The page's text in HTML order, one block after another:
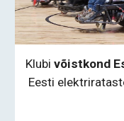
Klubi võistkond
Eesti